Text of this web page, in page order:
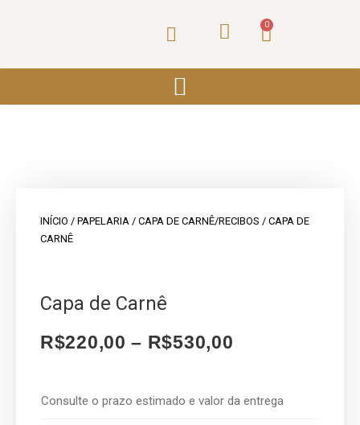
0
Carrinho
INÍCIO / PAPELARIA / CAPA DE CARNÊ/RECIBOS / CAPA DE
CARNÊ
Capa de Carnê
R$220,00 – R$530,00
R$220,00
Consulte o prazo estimado e valor da entrega